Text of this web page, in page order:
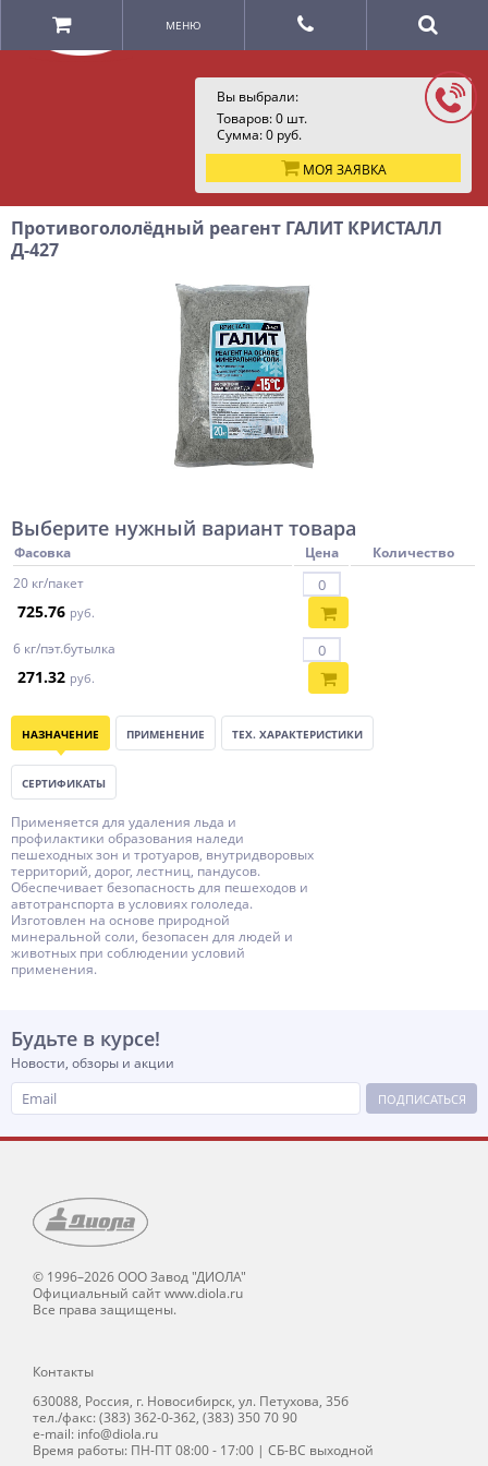
Вы выбрали:
Товаров:0 шт.
Сумма:0 руб.
МОЯ ЗАЯВКА
МЕНЮ
Противогололёдный реагент ГАЛИТ КРИСТАЛЛ
Д-427
Выберите нужный вариант товара
Фасовка Цена
Количество
20 кг/пакет
725.76 руб.
6 кг/пэт.бутылка
271.32 руб.
НАЗНАЧЕНИЕ ПРИМЕНЕНИЕ ТЕХ. ХАРАКТЕРИСТИКИ
СЕРТИФИКАТЫ
Применяется для удаления льда и
профилактики образования наледи
пешеходных зон и тротуаров, внутридворовых
территорий, дорог, лестниц, пандусов.
Обеспечивает безопасность для пешеходов и
автотранспорта в условиях гололеда.
Изготовлен на основе природной
минеральной соли, безопасен для людей и
животных при соблюдении условий
применения.
Будьте в курсе!
Новости, обзоры и акции
ПОДПИСАТЬСЯ
© 1996–2026 ООО Завод "ДИОЛА"
Официальный сайт www.diola.ru
Все права защищены.
Контакты
630088, Россия, г. Новосибирск, ул. Петухова, 35б
тел./факс: (383) 362-0-362, (383) 350 70 90
e-mail: info@diola.ru
Время работы: ПН-ПТ 08:00 - 17:00 | СБ-ВС выходной